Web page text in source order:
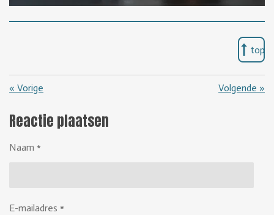
top
« Vorige Volgende »
Reactie plaatsen
Naam *
E-mailadres *